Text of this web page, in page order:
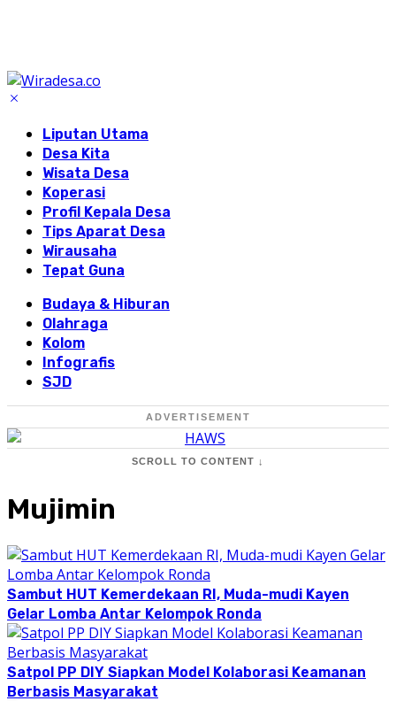
Liputan Utama
Desa Kita
Wisata Desa
Koperasi
Profil Kepala Desa
Tips Aparat Desa
Wirausaha
Tepat Guna
Budaya & Hiburan
Olahraga
Kolom
Infografis
SJD
ADVERTISEMENT
SCROLL TO CONTENT ↓
Mujimin
Sambut HUT Kemerdekaan RI, Muda-mudi Kayen
Gelar Lomba Antar Kelompok Ronda
Satpol PP DIY Siapkan Model Kolaborasi Keamanan
Berbasis Masyarakat